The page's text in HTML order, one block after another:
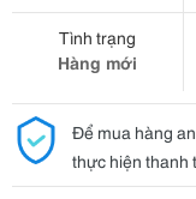
Tình trạng
Hàng mới
Để mua hàng
thực hiện thanh